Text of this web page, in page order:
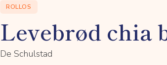
ROLLOS
Levebrød chia
De Schulstad